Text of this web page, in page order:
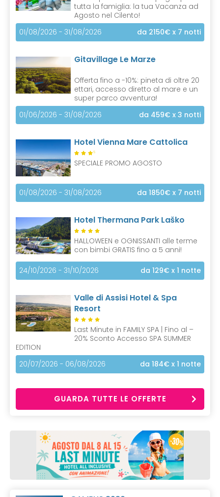
tutta la famiglia: la tua Vacanza ad
Agosto nel Cilento!
01/08/2026 - 31/08/2026
da 2150€ x 7 notti
Gitavillage Le Marze
Offerta fino a -10%: pineta di oltre 20
ettari, accesso diretto al mare e un
super parco avventura!
01/06/2026 - 31/08/2026
da 459€ x 3 notti
Hotel Vienna Mare Cattolica
S
SPECIALE PROMO AGOSTO
01/08/2026 - 31/08/2026 da 1850€ x 7 notti
Hotel Thermana Park Laško
HALLOWEEN e OGNISSANTI alle terme
con bimbi GRATIS fino a 5 anni!
24/10/2026 - 31/10/2026 da 129€ x 1 notte
Valle di Assisi Hotel & Spa
Resort
Last Minute in FAMILY SPA | Fino al –
20% Sconto Accesso SPA SUMMER
EDITION
20/07/2026 - 06/08/2026
da 184€ x 1 notte
GUARDA TUTTE LE OFFERTE